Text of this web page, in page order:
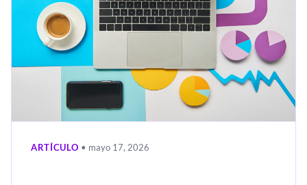
ARTÍCULO • mayo 17, 2026